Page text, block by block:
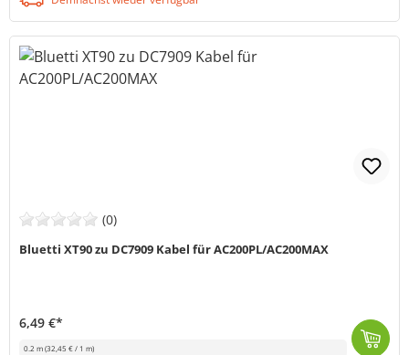
(0)
Bluetti XT90 zu DC7909 Kabel für AC200PL/AC200MAX
6,49 €*
0.2 m(32,45 € / 1 m)